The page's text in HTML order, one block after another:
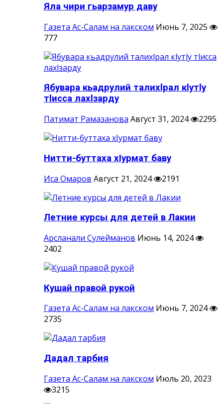
Яла чири гьарзамур даву
Газета Ас-Салам на лакском Июнь 7, 2025
777
Ябувара кьадрулий талихlрал кlутlу
тlисса лахlзарду
Патимат Рамазанова Август 31, 2024 2295
Нитти-буттаха хIурмат баву
Иса Омаров Август 21, 2024 2191
Летние курсы для детей в Лакии
Арсланали Сулейманов Июнь 14, 2024
2402
Кушай правой рукой
Газета Ас-Салам на лакском Июнь 7, 2024
2735
Дадал тарбия
Газета Ас-Салам на лакском Июль 20, 2023
3215